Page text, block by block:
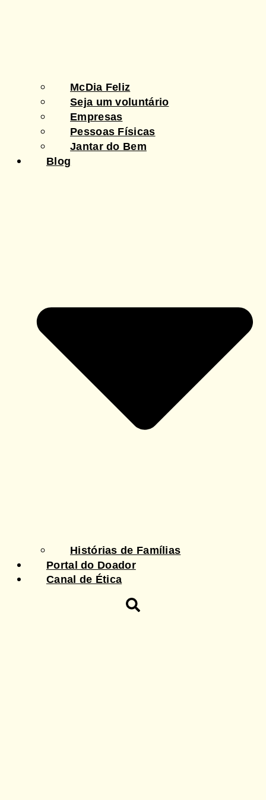
McDia Feliz
Seja um voluntário
Empresas
Pessoas Físicas
Jantar do Bem
Blog
Histórias de Famílias
Portal do Doador
Canal de Ética